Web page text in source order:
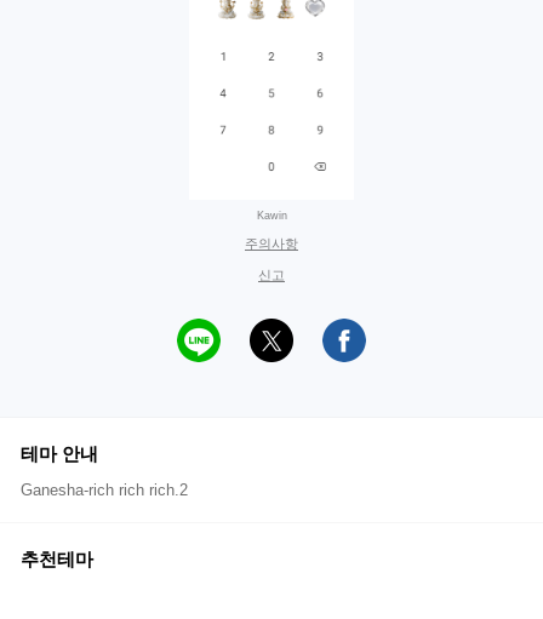
Kawin
주의사항
신고
테마 안내
Ganesha-rich rich rich.2
추천테마